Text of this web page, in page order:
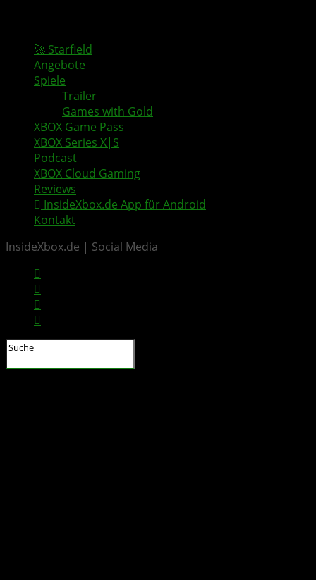
🚀 Starfield
Angebote
Spiele
Trailer
Games with Gold
XBOX Game Pass
XBOX Series X|S
Podcast
XBOX Cloud Gaming
Reviews
InsideXbox.de App für Android
Kontakt
InsideXbox.de | Social Media